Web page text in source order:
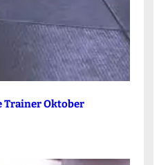
Trainer Oktober